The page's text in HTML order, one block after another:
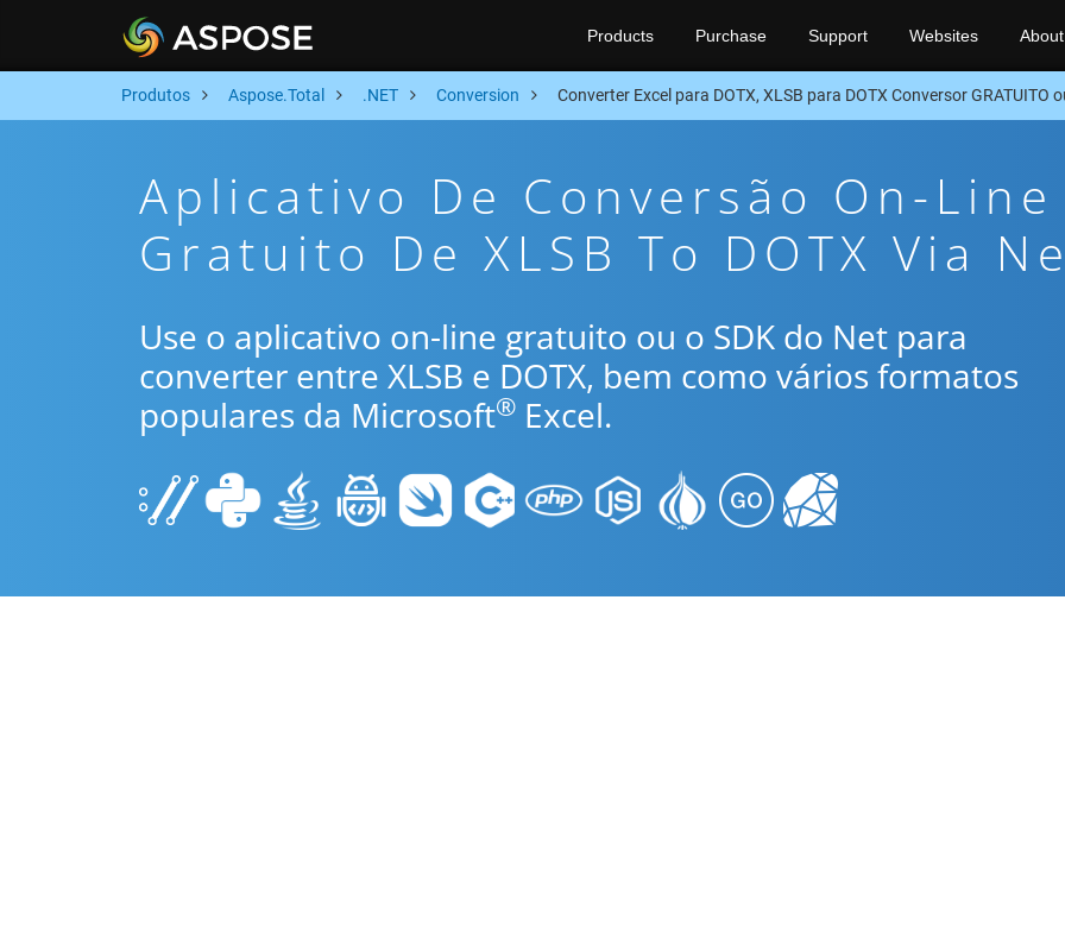
Products Purchase Support Websites About
Produtos Aspose.Total .NET Conversion Converter Excel para DOTX, XLSB para DOTX Conversor GRATUITO
Aplicativo De Conversão On-Line
Gratuito De XLSB To DOTX Via
Use o aplicativo on-line gratuito ou o SDK do Net para
converter entre XLSB e DOTX, bem como vários formatos
populares da Microsoft® Excel.